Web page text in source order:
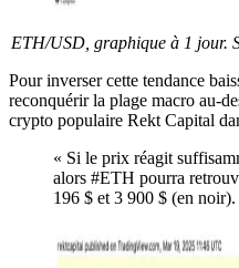
ETH/USD, graphique à 1 jour.
Pour inverser cette tendance
reconquérir la plage macro au-
crypto populaire Rekt Capital
« Si le prix réagit
alors #ETH pourra
196 $ et 3 900 $ (en noir).